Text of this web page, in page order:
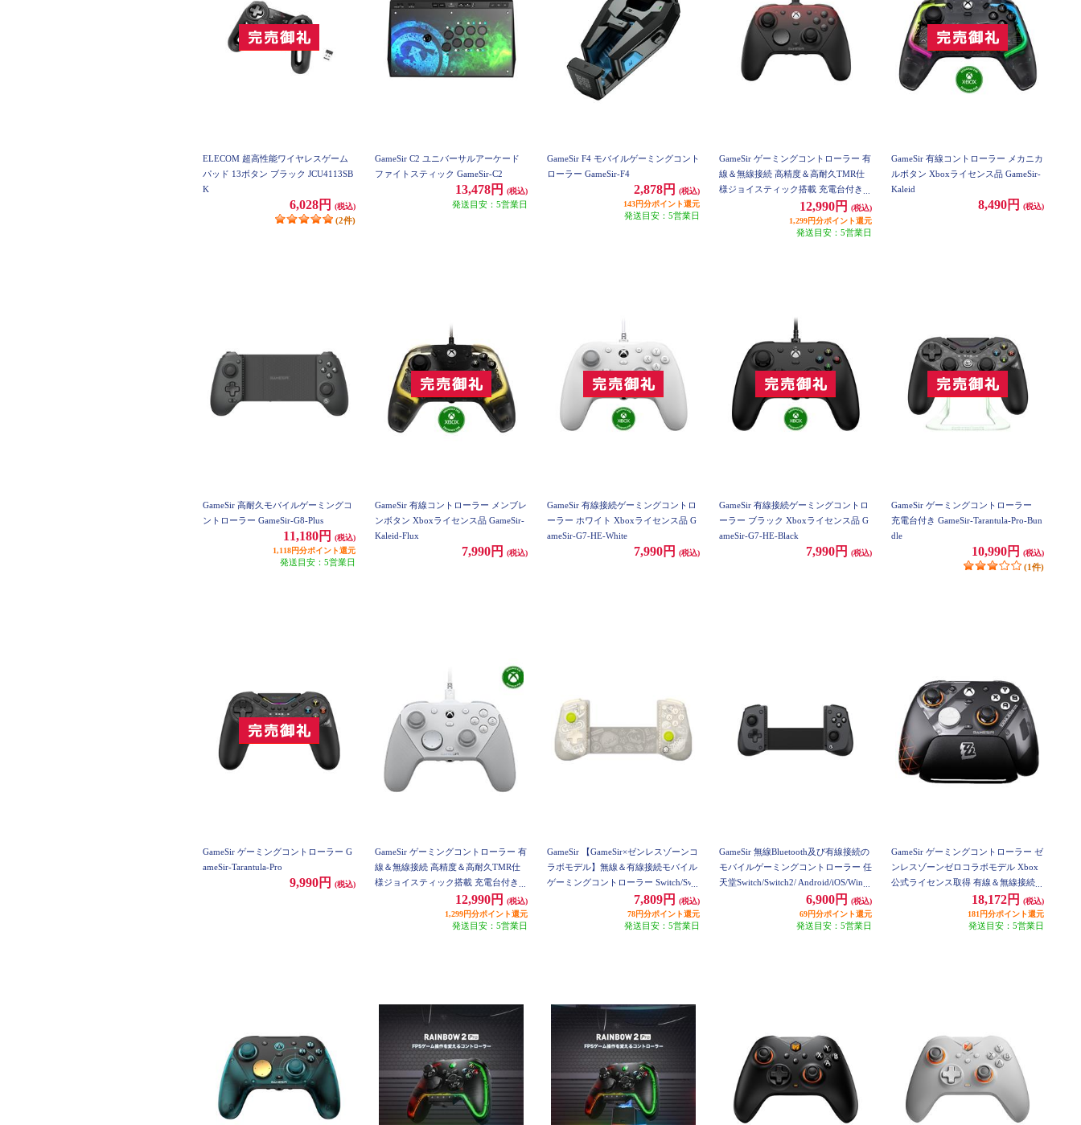
ELECOM 超高性能ワイヤレスゲーム
パッド 13ボタン ブラック JCU4113SB
K
6,028円 (税込)
(2件)
GameSir C2 ユニバーサルアーケード
ファイトスティック GameSir-C2
13,478円 (税込)
発送目安：5営業日
GameSir F4 モバイルゲーミングコント
ローラー GameSir-F4
2,878円
(税込)
143円分ポイント還元
発送目安：5営業日
GameSir ゲーミングコントローラー 有
線＆無線接続 高精度＆高耐久TMR仕
様ジョイスティック搭載 充電台付き X
box公式ライセンス取得 黒モデル Gam
12,990円
(税込)
1,299円分ポイント還元
発送目安：5営業日
GameSir 有線コントローラー メカニカ
ルボタン Xboxライセンス品 GameSir-
Kaleid
8,490円 (税込)
GameSir 高耐久モバイルゲーミングコ
ントローラー GameSir-G8-Plus
11,180円
(税込)
1,118円分ポイント還元
発送目安：5営業日
GameSir 有線コントローラー メンブレ
ンボタン Xboxライセンス品 GameSir-
Kaleid-Flux
7,990円 (税込)
GameSir 有線接続ゲーミングコントロ
ーラー ホワイト Xboxライセンス品 G
ameSir-G7-HE-White
7,990円 (税込)
GameSir 有線接続ゲーミングコントロ
ーラー ブラック Xboxライセンス品 G
ameSir-G7-HE-Black
7,990円 (税込)
GameSir ゲーミングコントローラー
充電台付き GameSir-Tarantula-Pro-Bun
dle
10,990円 (税込)
(1件)
GameSir ゲーミングコントローラー G
ameSir-Tarantula-Pro
9,990円 (税込)
GameSir ゲーミングコントローラー 有
線＆無線接続 高精度＆高耐久TMR仕
様ジョイスティック搭載 充電台付き X
box公式ライセンス取得 白モデル Gam
12,990円
(税込)
1,299円分ポイント還元
発送目安：5営業日
GameSir 【GameSir×ゼンレスゾーンコ
ラボモデル】無線＆有線接続モバイル
ゲーミングコントローラー Switch/Swit
ch2/Android/iOS/Windows PC対応 ホワ
イト GameSir-X5s-ZZZ-W
7,809円
(税込)
78円分ポイント還元
発送目安：5営業日
GameSir 無線Bluetooth及び有線接続の
モバイルゲーミングコントローラー 任
天堂Switch/Switch2/ Android/iOS/Wind
ows PC対応 GameSir-X5s6,900円
(税込)
69円分ポイント還元
発送目安：5営業日
GameSir ゲーミングコントローラー ゼ
ンレスゾーンゼロコラボモデル Xbox
公式ライセンス取得 有線＆無線接続 X
BOX/Windows PC/Android対応 GameSi
18,172円
(税込)
181円分ポイント還元
発送目安：5営業日